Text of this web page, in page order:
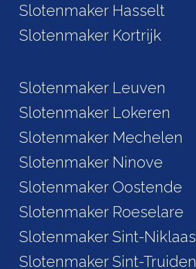
Slotenmaker Hasselt
Slotenmaker Kortrijk
Slotenmaker Leuven
Slotenmaker Lokeren
Slotenmaker Mechelen
Slotenmaker Ninove
Slotenmaker Oostende
Slotenmaker Roeselare
Slotenmaker Sint-Niklaas
Slotenmaker Sint-Truiden